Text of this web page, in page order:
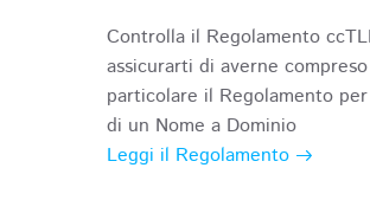
Controlla il Regolamento
assicurarti di averne
particolare il Regolamento
di un Nome a Dominio
Leggi il Regolamento